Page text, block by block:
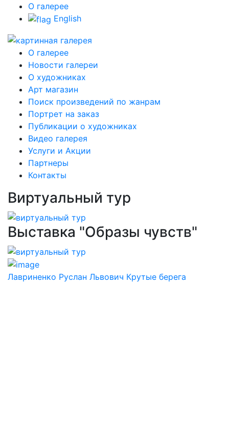
О галерее
English
О галерее
Новости галереи
О художниках
Арт магазин
Поиск произведений по жанрам
Портрет на заказ
Публикации о художниках
Видео галерея
Услуги и Акции
Партнеры
Контакты
Виртуальный тур
Выставка "Образы чувств"
Лавриненко Руслан Львович Крутые берега